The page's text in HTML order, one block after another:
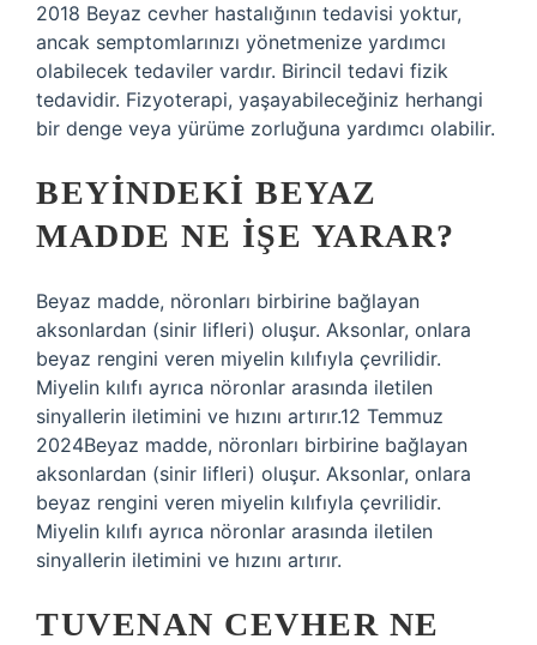
2018 Beyaz cevher hastalığının tedavisi yoktur,
ancak semptomlarınızı yönetmenize yardımcı
olabilecek tedaviler vardır. Birincil tedavi fizik
tedavidir. Fizyoterapi, yaşayabileceğiniz herhangi
bir denge veya yürüme zorluğuna yardımcı olabilir.
BEYINDEKI BEYAZ
MADDE NE IŞE YARAR?
Beyaz madde, nöronları birbirine bağlayan
aksonlardan (sinir lifleri) oluşur. Aksonlar, onlara
beyaz rengini veren miyelin kılıfıyla çevrilidir.
Miyelin kılıfı ayrıca nöronlar arasında iletilen
sinyallerin iletimini ve hızını artırır.12 Temmuz
2024Beyaz madde, nöronları birbirine bağlayan
aksonlardan (sinir lifleri) oluşur. Aksonlar, onlara
beyaz rengini veren miyelin kılıfıyla çevrilidir.
Miyelin kılıfı ayrıca nöronlar arasında iletilen
sinyallerin iletimini ve hızını artırır.
TUVENAN CEVHER NE